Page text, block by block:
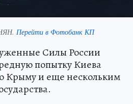
Перейти в Фотобанк КП
Силы России
попытку Киева
Крыму и еще нескольким